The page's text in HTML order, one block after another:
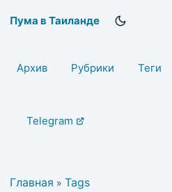
Пума в Таиланде
Архив Рубрики Теги
Telegram
Главная » Tags